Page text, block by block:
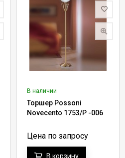
В наличии
Торшер Possoni
Novecento 1753/P -006
Цена по запросу
В корзину